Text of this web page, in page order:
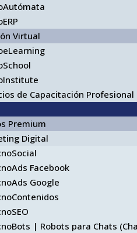
Virtual
de Capacitación Profesional
Premium
Digital
Facebook
Google
| Robots para Chats